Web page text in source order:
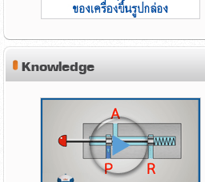
Knowledge